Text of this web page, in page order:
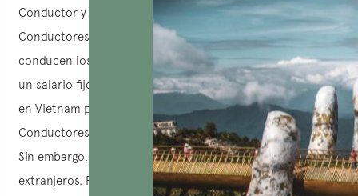
Conductor y un guía de habla inglesa. En Vietnam, los
Conductores que trabajan para la agencia de viajes
conducen los vehículos de la misma agencia. Ellos ganan
un salario fijo como chofer. Así, la agencia de viajes local
en Vietnam puede gestionar mejor la calidad de los
Conductores y asegurar la disponibilidad de los vehículos.
Sin embargo, estos Conductores no hablan bien idiomas
extranjeros. Pueden comunicar algunas palabras, lo que es